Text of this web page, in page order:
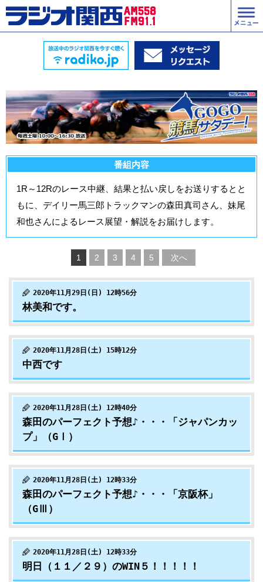
番組内容
1R～12Rのレース中継、結果と払い戻しをお送りするとと
もに、デイリー馬三郎トラックマンの森田真司さん、妹尾
和也さんによるレース展望・解説をお届けします。
1 2 3 4 5 次へ
2020年11月29日(日) 12時56分
林美和です。
2020年11月28日(土) 15時12分
中西です
2020年11月28日(土) 12時40分
森田のパーフェクト予想♪・・・「ジャパンカッ
プ」（GⅠ）
2020年11月28日(土) 12時33分
森田のパーフェクト予想♪・・・「京阪杯」
（GⅢ）
2020年11月28日(土) 12時33分
明日（１１／２９）のWIN５！！！！！